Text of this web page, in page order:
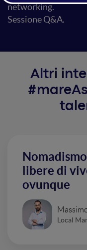
networking.
Sessione Q&A.
Altri
libere di
ovunque
Local